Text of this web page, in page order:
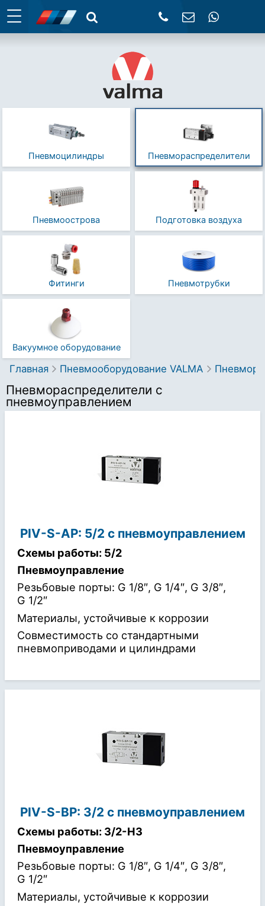
Пневмоцилиндры Пневмораспределители
Пневмоострова Подготовка воздуха
Фитинги Пневмотрубки
Вакуумное оборудование
Главная Пневмооборудование VALMA
Пневмо­распределители с
пневмоуправлением
PIV-S-AP: 5/2 с пневмоуправлением
Схемы работы: 5/2
Пневмоуправление
Резьбовые порты: G 1/8″, G 1/4″, G 3/8″,
G 1/2″
Материалы, устойчивые к коррозии
Совместимость со стандартными
пневмоприводами и цилиндрами
PIV-S-BP: 3/2 с пневмоуправлением
Схемы работы: 3/2-НЗ
Пневмоуправление
Резьбовые порты: G 1/8″, G 1/4″, G 3/8″,
G 1/2″
Материалы, устойчивые к коррозии